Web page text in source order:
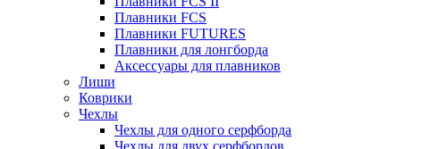
Плавники FCS
Плавники FUTURES
Плавники для лонгборда
Аксессуары для плавников
Лиши
Коврики
Чехлы
Чехлы для одного серфборда
Чехлы для двух серфбордов